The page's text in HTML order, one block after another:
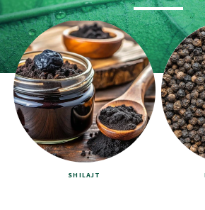
SHILAJT